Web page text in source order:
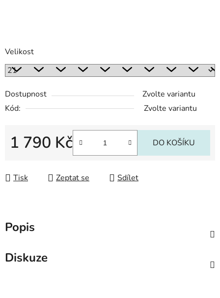
Velikost
Dostupnost
Zvolte variantu
Kód:
Zvolte variantu
1 790 Kč DO KOŠÍKU
Tisk Zeptat se Sdílet
Popis
Diskuze